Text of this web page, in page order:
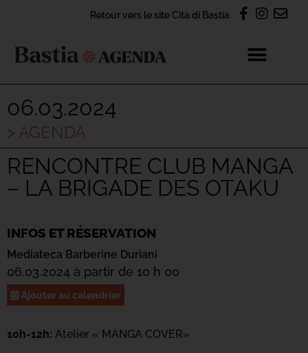
Retour vers le site Cità di Bastia
06.03.2024
> AGENDA
RENCONTRE CLUB MANGA
– LA BRIGADE DES OTAKU
INFOS ET RÉSERVATION
Mediateca Barberine Duriani
06.03.2024 à partir de 10 h 00
Ajouter au calendrier
10h-12h: Atelier « MANGA COVER»